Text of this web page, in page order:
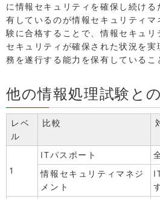
に情報セキュリティを確保し続け
有しているのが情報セキュリティ
験に合格することで、情報セキュ
セキュリティが確保された状況を
務を遂行する能力を保有しているこ
他の情報処理試験と
レベ
ル
比較
1
ITパスポート
情報セキュリティマネジ
メント